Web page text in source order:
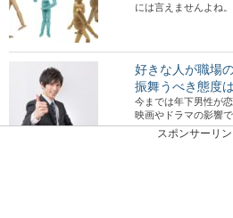
には言えませんよね
好きな人が職場
振舞うべき態度
今までは年下男性が
映画やドラマの影響
スポンサーリン